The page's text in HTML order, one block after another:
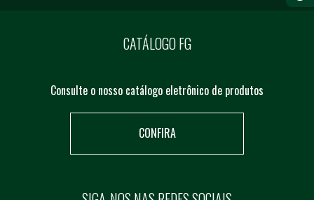
CATÁLOGO FG
Consulte o nosso catálogo eletrônico de produtos
CONFIRA